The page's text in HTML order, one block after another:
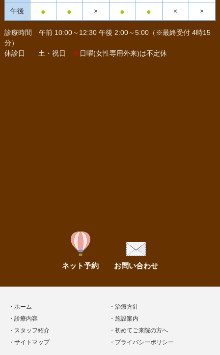
午後 ● ● × ● ● × ×
診療時間
午前 10:00～12:30 午後 2:00～5:00（※最終受付 4時15
分）
休診日
土・祝日 ※ 日曜(女性専用外来)は不定休
ネット予約 お問い合わせ
ホーム
治療方針
診療内容
施設案内
スタッフ紹介
初めてご来院の方へ
サイトマップ
プライバシーポリシー